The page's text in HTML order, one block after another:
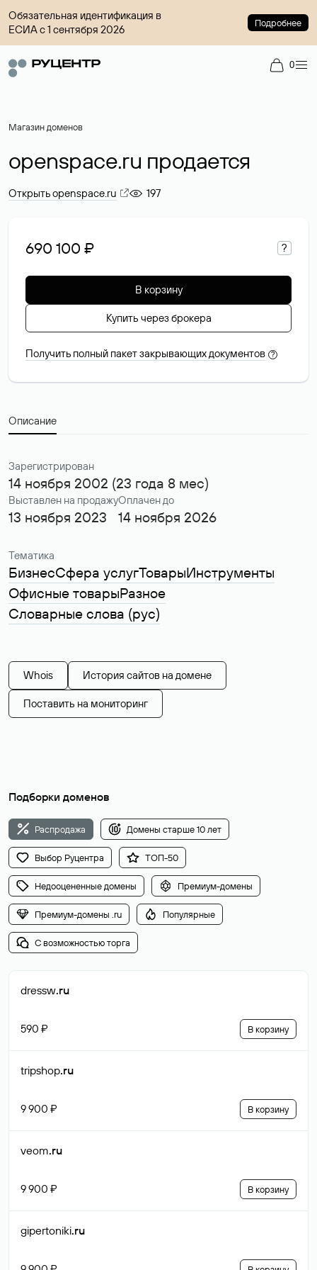
Обязательная идентификация в
ЕСИА с 1 сентября 2026
Подробнее
0
Магазин доменов
openspace.ru продается
Открыть openspace.ru 197
690 100 ₽ ?
В корзину
Купить через брокера
Получить полный пакет закрывающих документов ?
Описание
Зарегистрирован
14 ноября 2002 (23 года 8 мес)
Выставлен на продажу
13 ноября 2023
Оплачен до
14 ноября 2026
Тематика
БизнесСфера услугТоварыИнструменты
Офисные товарыРазное
Словарные слова (рус)
Whois История сайтов на домене
Поставить на мониторинг
Подборки доменов
Распродажа Домены старше 10 лет
Выбор Руцентра ТОП-50
Недооцененные домены Премиум-домены
Премиум-домены .ru Популярные
С возможностью торга
dressw.ru
590 ₽ В корзину
tripshop.ru
9 900 ₽ В корзину
veom.ru
9 900 ₽ В корзину
gipertoniki.ru